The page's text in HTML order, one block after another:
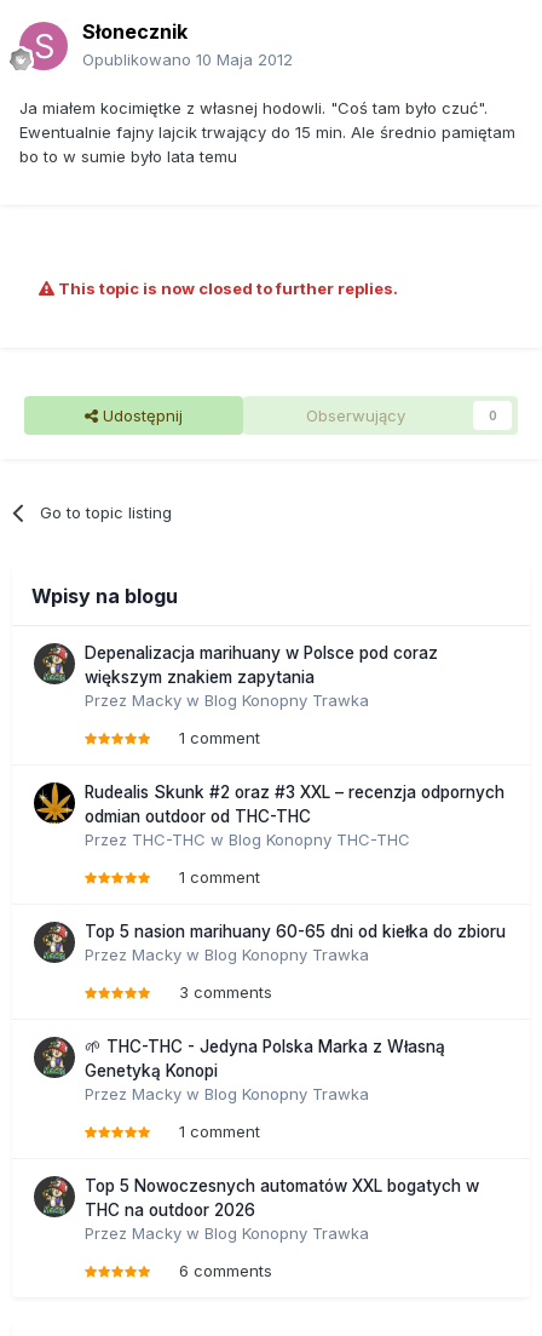
Słonecznik
Opublikowano 10 Maja 2012
Ja miałem kocimiętke z własnej hodowli. "Coś tam było czuć".
Ewentualnie fajny lajcik trwający do 15 min. Ale średnio pamiętam
bo to w sumie było lata temu
This topic is now closed to further replies.
Udostępnij Obserwujący 0
Go to topic listing
Wpisy na blogu
Depenalizacja marihuany w Polsce pod coraz
większym znakiem zapytania
Przez Macky w Blog Konopny Trawka
1 comment
Rudealis Skunk #2 oraz #3 XXL – recenzja odpornych
odmian outdoor od THC-THC
Przez THC-THC w Blog Konopny THC-THC
1 comment
Top 5 nasion marihuany 60-65 dni od kiełka do zbioru
Przez Macky w Blog Konopny Trawka
3 comments
🌱 THC-THC - Jedyna Polska Marka z Własną
Genetyką Konopi
Przez Macky w Blog Konopny Trawka
1 comment
Top 5 Nowoczesnych automatów XXL bogatych w
THC na outdoor 2026
Przez Macky w Blog Konopny Trawka
6 comments